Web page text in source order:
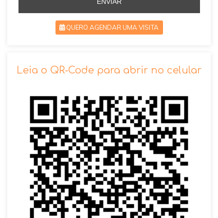
QUERO AGENDAR UMA VISITA
Leia o QR-Code para abrir no celular